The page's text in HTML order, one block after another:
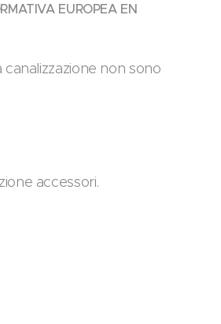
EUROPEA EN
non sono
accessori.